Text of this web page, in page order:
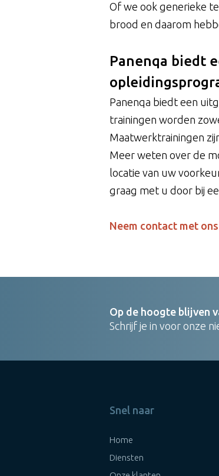
Of we ook generieke
brood en daarom
Panenqa biedt
Panenqa biedt een
trainingen worden
Maatwerktrainingen
Meer weten over de
locatie van uw
graag met u door bij
Neem contact met
Op de hoogte blijven
Schrijf je in voor onze
Snel naar
Home
Diensten